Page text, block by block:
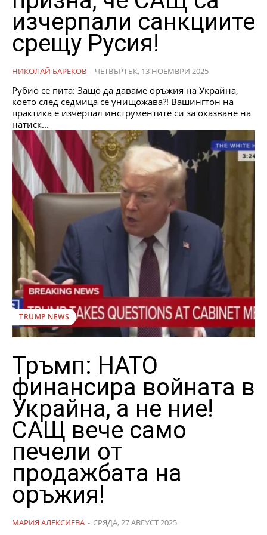
изчерпали санкциите
срещу Русия!
НИКОЛАЙ БАРЕКОВ - ЧЕТВЪРТЪК, 13 НОЕМВРИ 2025
Рубио се пита: Защо да даваме оръжия на Украйна,
което след седмица се унищожава?! Вашингтон на
практика е изчерпал инструментите си за оказване на
натиск...
TRUMP NEWS
Тръмп: НАТО
финансира войната в
Украйна, а не ние!
САЩ вече само
печели от
продажбата на
оръжия!
МАРИЯ АЛЕКСИЕВА - СРЯДА, 27 АВГУСТ 2025